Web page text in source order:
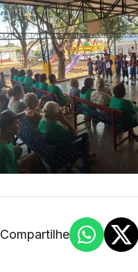
Compartilhe